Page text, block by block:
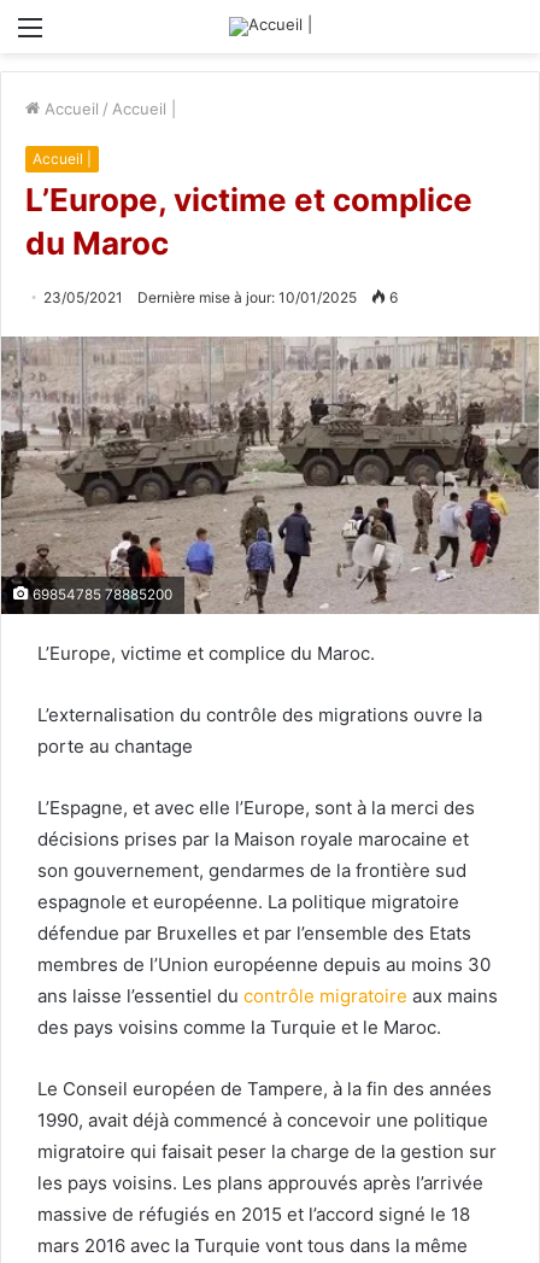
Menu
Accueil / Accueil |
Accueil |
L’Europe, victime et complice
du Maroc
23/05/2021 Dernière mise à jour: 10/01/2025 6
69854785 78885200
L’Europe, victime et complice du Maroc.
L’externalisation du contrôle des migrations ouvre la
porte au chantage
L’Espagne, et avec elle l’Europe, sont à la merci des
décisions prises par la Maison royale marocaine et
son gouvernement, gendarmes de la frontière sud
espagnole et européenne. La politique migratoire
défendue par Bruxelles et par l’ensemble des Etats
membres de l’Union européenne depuis au moins 30
ans laisse l’essentiel du contrôle migratoire aux mains
des pays voisins comme la Turquie et le Maroc.
Le Conseil européen de Tampere, à la fin des années
1990, avait déjà commencé à concevoir une politique
migratoire qui faisait peser la charge de la gestion sur
les pays voisins. Les plans approuvés après l’arrivée
massive de réfugiés en 2015 et l’accord signé le 18
mars 2016 avec la Turquie vont tous dans la même